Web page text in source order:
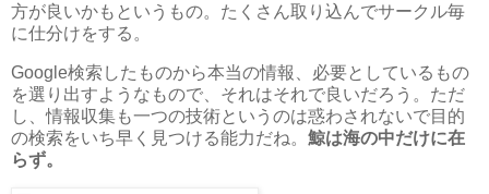
方が良いかもというもの。たくさん取り込んでサークル毎
に仕分けをする。
Google検索したものから本当の情報、必要としているもの
を選り出すようなもので、それはそれで良いだろう。ただ
し、情報収集も一つの技術というのは惑わされないで目的
の検索をいち早く見つける能力だね。 鯨は海の中だけに在
らず。